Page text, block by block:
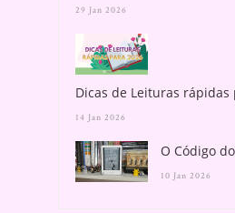
29 Jan 2026
Dicas de Leituras rápidas
14 Jan 2026
O Código
10 Jan 2026